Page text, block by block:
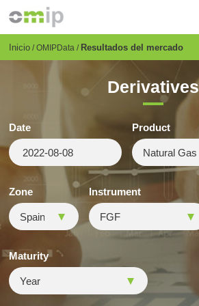
principal
Breadcrumb
Inicio OMIPData Resultados del mercado
Derivatives
Date Product
Zone Instrument
Maturity